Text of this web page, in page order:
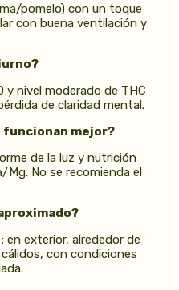
pomelo) con un toque
con buena ventilación y
y nivel moderado de THC
de claridad mental.
funcionan mejor?
de la luz y nutrición
No se recomienda el
en exterior, alrededor de
con condiciones